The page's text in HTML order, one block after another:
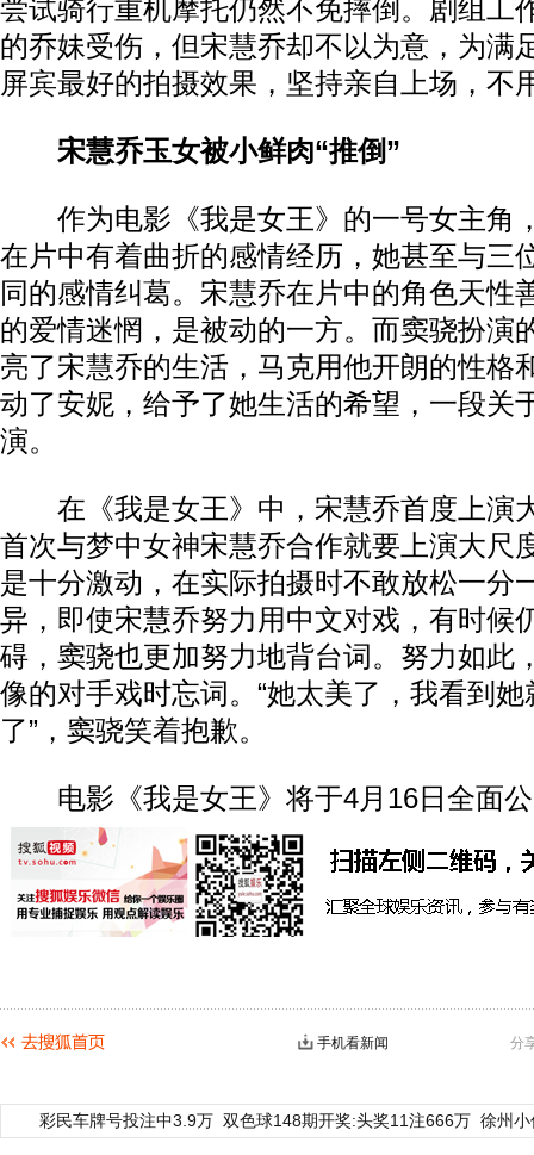
尝试骑行重机摩托仍然不免摔倒。剧组工
的乔妹受伤，但宋慧乔却不以为意，为满
屏宾最好的拍摄效果，坚持亲自上场，不
宋慧乔玉女被小鲜肉“推倒”
作为电影《我是女王》的一号女主角
在片中有着曲折的感情经历，她甚至与三
同的感情纠葛。宋慧乔在片中的角色天性
的爱情迷惘，是被动的一方。而窦骁扮演
亮了宋慧乔的生活，马克用他开朗的性格
动了安妮，给予了她生活的希望，一段关
演。
在《我是女王》中，宋慧乔首度上演
首次与梦中女神宋慧乔合作就要上演大尺
是十分激动，在实际拍摄时不敢放松一分
异，即使宋慧乔努力用中文对戏，有时候
碍，窦骁也更加努力地背台词。努力如此
像的对手戏时忘词。“她太美了，我看到
了”，窦骁笑着抱歉。
电影《我是女王》将于4月16日全面
分
手机看新闻
彩民车牌号投注中3.9万 双色球148期开奖:头奖11注666万 徐州